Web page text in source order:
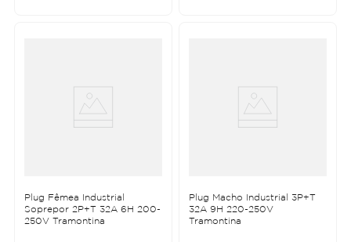
Plug Fêmea Industrial
Soprepor 2P+T 32A 6H 200-
250V Tramontina
Plug Macho Industrial 3P+T
32A 9H 220-250V
Tramontina